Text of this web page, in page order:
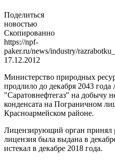
Поделиться
новостью
Скопированно
https://npf-
paker.ru/news/industry/
17.12.2012
Министерство природных
продлило до декабря 2043
"Саратовнефтегаз" на добычу
конденсата на Пограничном
Красноармейском районе.
Лицензирующий орган принял
лицензия была выдана в
истекал в декабре 2018 года.